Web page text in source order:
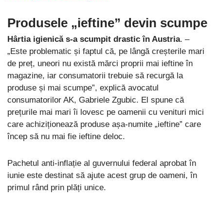
Produsele „ieftine” devin scumpe
Hârtia igienică s-a scumpit drastic în Austria. –
„Este problematic și faptul că, pe lângă creșterile mari
de preț, uneori nu există mărci proprii mai ieftine în
magazine, iar consumatorii trebuie să recurgă la
produse și mai scumpe”, explică avocatul
consumatorilor AK, Gabriele Zgubic. El spune că
prețurile mai mari îi lovesc pe oamenii cu venituri mici
care achiziționează produse așa-numite „ieftine” care
încep să nu mai fie ieftine deloc.
Pachetul anti-inflație al guvernului federal aprobat în
iunie este destinat să ajute acest grup de oameni, în
primul rând prin plăți unice.